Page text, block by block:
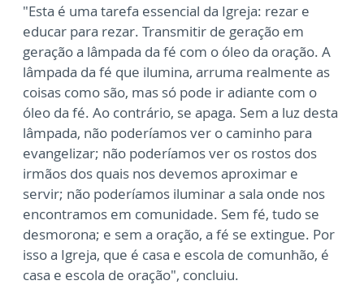
"Esta é uma tarefa essencial da Igreja: rezar e
educar para rezar. Transmitir de geração em
geração a lâmpada da fé com o óleo da oração. A
lâmpada da fé que ilumina, arruma realmente as
coisas como são, mas só pode ir adiante com o
óleo da fé. Ao contrário, se apaga. Sem a luz desta
lâmpada, não poderíamos ver o caminho para
evangelizar; não poderíamos ver os rostos dos
irmãos dos quais nos devemos aproximar e
servir; não poderíamos iluminar a sala onde nos
encontramos em comunidade. Sem fé, tudo se
desmorona; e sem a oração, a fé se extingue. Por
isso a Igreja, que é casa e escola de comunhão, é
casa e escola de oração", concluiu.